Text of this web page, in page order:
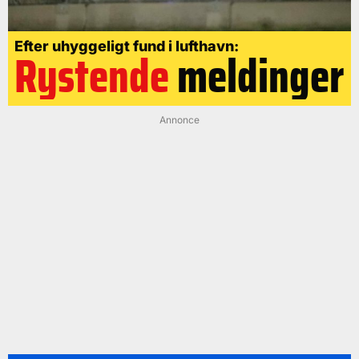
Efter uhyggeligt fund i lufthavn:
Rystendemeldinger
Annonce